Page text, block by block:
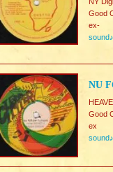
Good
ex-
sound♪
NU
Good
ex
sound♪